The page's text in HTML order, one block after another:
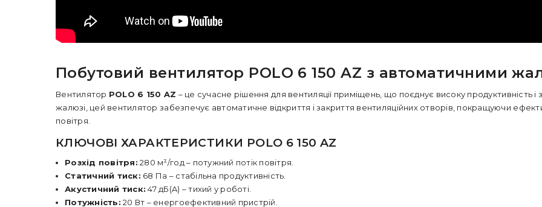
Побутовий вентилятор POLO 6 150 AZ з автоматичними
Вентилятор POLO 6 150 AZ – це сучасне рішення для вентиляції приміщень, що поєднує високу продуктивність і
жалюзі , цей вентилятор забезпечує автоматичне відкриття і закриття вентиляційних отворів, покращуючи
повітря.
КЛЮЧОВІ ХАРАКТЕРИСТИКИ POLO 6 150 AZ
Розхід повітря: 280 м³/год – потужний потік повітря.
Статичний тиск: 68 Па – стабільна продуктивність.
Акустичний тиск: 47 дБ(A) – тихий у роботі.
Потужність: 20 Вт – енергоефективний пристрій.